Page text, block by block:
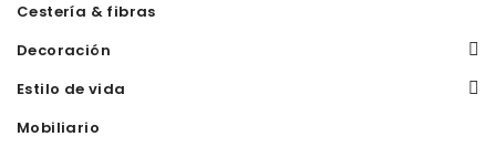
Cestería & fibras
Decoración
Estilo de vida
Mobiliario